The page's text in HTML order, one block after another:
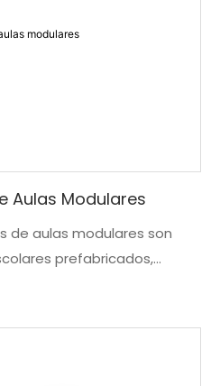
Aulas Modulares
de aulas modulares son
prefabricados,
Su estructura modular